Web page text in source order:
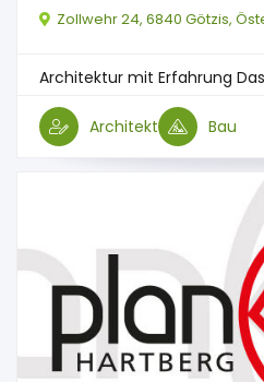
Zollwehr 24, 6840 Götzis,
Architektur mit Erfahrung
Architekt Bau